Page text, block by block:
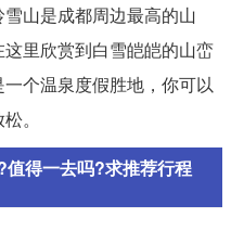
山是成都周边最高的山
里欣赏到白雪皑皑的山峦
个温泉度假胜地，你可以
。
得一去吗?求推荐行程